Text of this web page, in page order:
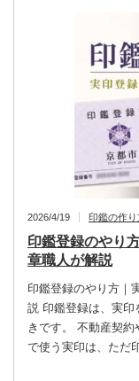
2026/4/19 印鑑の作り
印鑑登録のやり
章職人が解説
印鑑登録のやり方｜
説 印鑑登録は、実印
きです。 不動産契
で使う実印は、ただ